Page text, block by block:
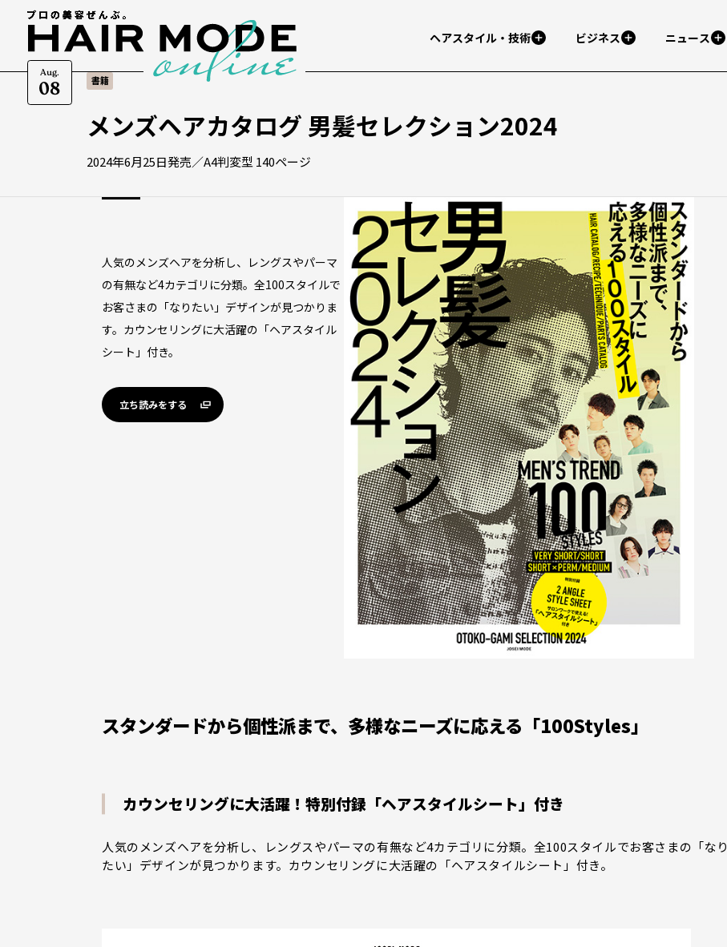
Aug.
08
ヘアスタイル・技術 ビジネス ニュース
書籍
メンズヘアカタログ 男髪セレクション2024
2024年6月25日発売／A4判変型 140ページ
人気のメンズヘアを分析し、レングスやパーマ
の有無など4カテゴリに分類。全100スタイルで
お客さまの「なりたい」デザインが見つかりま
す。カウンセリングに大活躍の「ヘアスタイル
シート」付き。
立ち読みをする
スタンダードから個性派まで、多様なニーズに応える「100Styles」
カウンセリングに大活躍！特別付録「ヘアスタイルシート」付き
人気のメンズヘアを分析し、レングスやパーマの有無など4カテゴリに分類。全100スタイルでお客さまの「なり
たい」デザインが見つかります。カウンセリングに大活躍の「ヘアスタイルシート」付き。